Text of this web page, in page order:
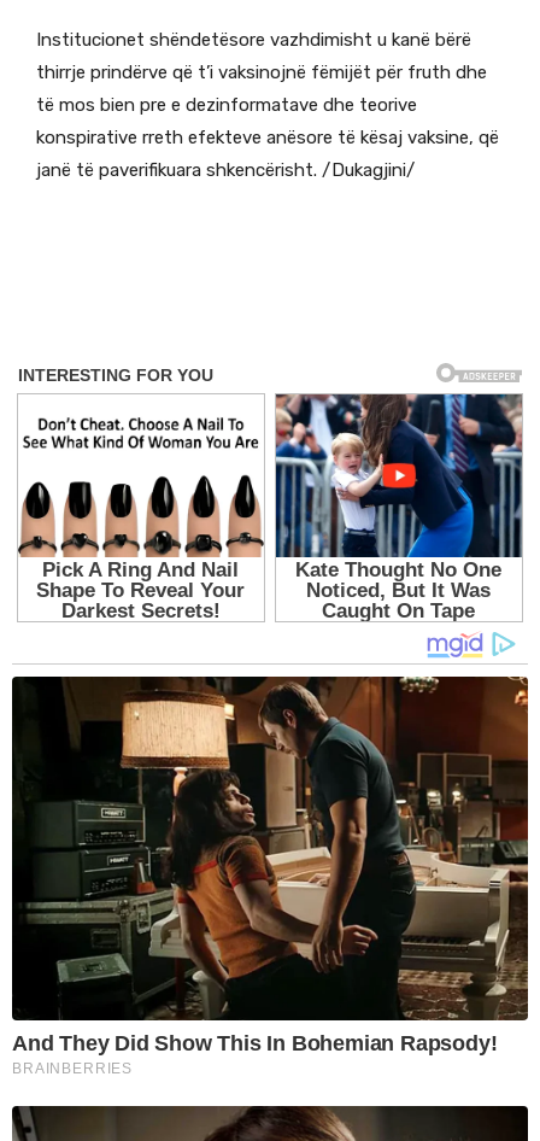
Institucionet shëndetësore vazhdimisht u kanë bërë
thirrje prindërve që t’i vaksinojnë fëmijët për fruth dhe
të mos bien pre e dezinformatave dhe teorive
konspirative rreth efekteve anësore të kësaj vaksine, që
janë të paverifikuara shkencërisht. /Dukagjini/